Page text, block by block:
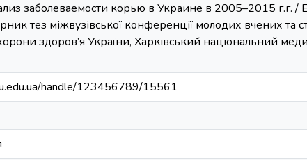
заболеваемости корью в Украине в 2005–2015 г.г. /
тез міжвузівської конференції молодих вчених та
здоров’я України, Харківський національний
handle/123456789/15561